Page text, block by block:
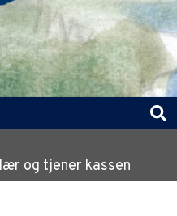
og tjener kassen